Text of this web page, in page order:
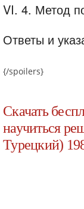
VI. 4. Метод
Ответы и
{/spoilers}
Скачать
научиться
Турецкий)